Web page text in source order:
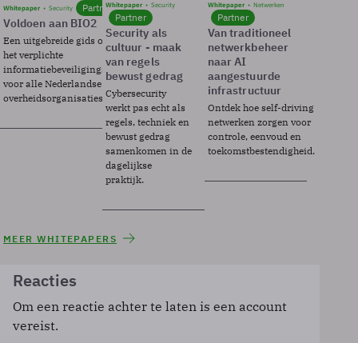
Whitepaper Security Partner
Voldoen aan BIO2
Een uitgebreide gids over BIO2,
het verplichte
informatiebeveiligingsframework
voor alle Nederlandse
overheidsorganisaties.
Whitepaper Security
Partner
Security als
cultuur - maak
van regels
bewust gedrag
Cybersecurity
werkt pas echt als
regels, techniek en
bewust gedrag
samenkomen in de
dagelijkse
praktijk.
Whitepaper Netwerken
Partner
Van traditioneel
netwerkbeheer
naar AI
aangestuurde
infrastructuur
Ontdek hoe self-driving
netwerken zorgen voor
controle, eenvoud en
toekomstbestendigheid.
MEER WHITEPAPERS
Reacties
Om een reactie achter te laten is een account
vereist.